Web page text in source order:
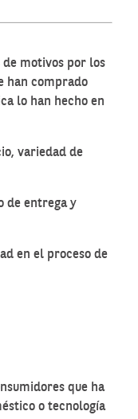
de motivos por los
han comprado
lo han hecho en
variedad de
de entrega y
en el proceso de
que ha
o tecnología